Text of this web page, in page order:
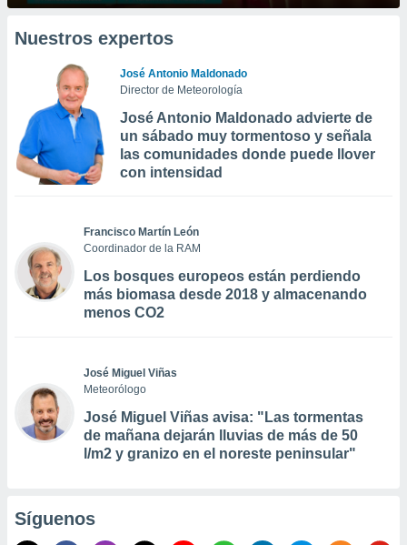
Nuestros expertos
José Antonio Maldonado
Director de Meteorología
José Antonio Maldonado advierte de
un sábado muy tormentoso y señala
las comunidades donde puede llover
con intensidad
Francisco Martín León
Coordinador de la RAM
Los bosques europeos están perdiendo
más biomasa desde 2018 y almacenando
menos CO2
José Miguel Viñas
Meteorólogo
José Miguel Viñas avisa: "Las tormentas
de mañana dejarán lluvias de más de 50
l/m2 y granizo en el noreste peninsular"
Síguenos